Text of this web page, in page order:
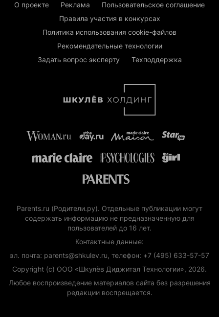
О проекте Реклама
Пользовательское соглашение
Правила участия в конкурсах
Политика использования cookie-файлов
Рекомендательные технологии
Задать вопрос эксперту
Техподдержка
Parents.ru (Родители.ру). Отдельные публикации могут
содержать информацию не предназначенную для
пользователей до 16 лет.
Контактные данные:
эл. почта: parents@shkulev.ru, телефон: +7 (495) 633-57-57
Copyright (с) ООО «Шкулёв Диджитал Технологии», 2026.
Любое воспроизведение материалов сайта без разрешения
редакции воспрещается.